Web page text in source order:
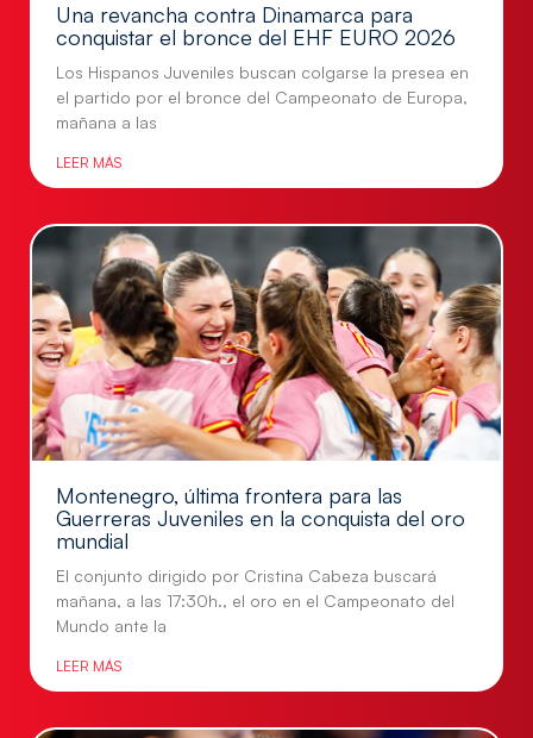
Una revancha contra Dinamarca para
conquistar el bronce del EHF EURO 2026
Los Hispanos Juveniles buscan colgarse la presea en
el partido por el bronce del Campeonato de Europa,
mañana a las
LEER MÁS
Montenegro, última frontera para las
Guerreras Juveniles en la conquista del oro
mundial
El conjunto dirigido por Cristina Cabeza buscará
mañana, a las 17:30h., el oro en el Campeonato del
Mundo ante la
LEER MÁS